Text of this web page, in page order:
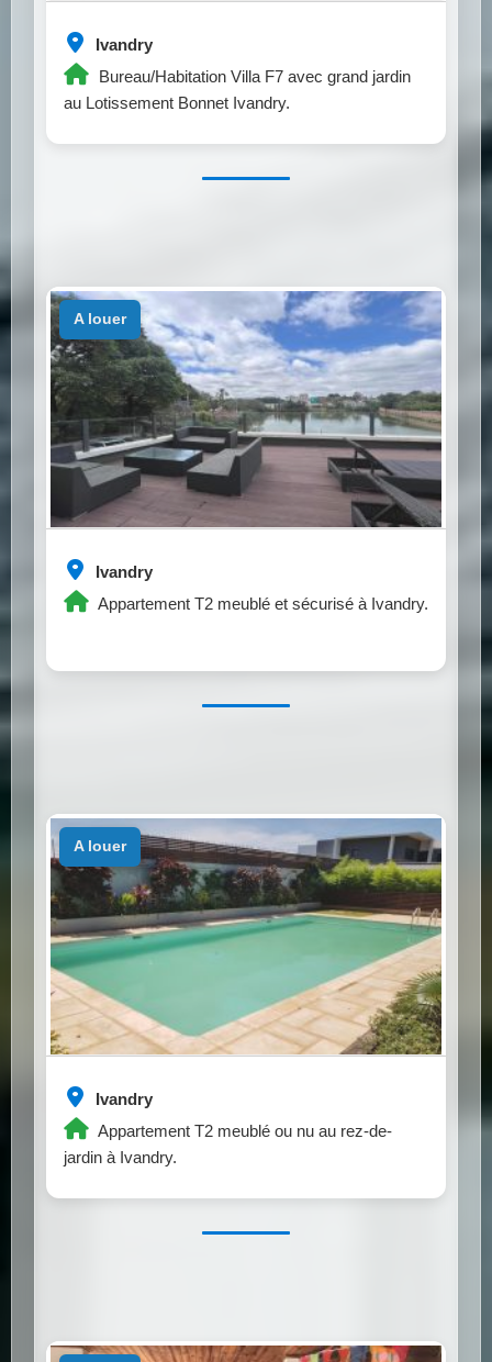
Ivandry
Bureau/Habitation Villa F7 avec grand jardin
au Lotissement Bonnet Ivandry.
Ivandry
Appartement T2 meublé et sécurisé à Ivandry.
a louer
Ivandry
Appartement T2 meublé ou nu au rez-de-
jardin à Ivandry.
a louer